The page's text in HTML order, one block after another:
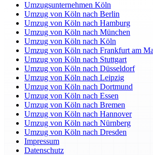
Umzugsunternehmen Köln
Umzug von Köln nach Berlin
Umzug von Köln nach Hamburg
Umzug von Köln nach München
Umzug von Köln nach Köln
Umzug von Köln nach Frankfurt am
Umzug von Köln nach Stuttgart
Umzug von Köln nach Düsseldorf
Umzug von Köln nach Leipzig
Umzug von Köln nach Dortmund
Umzug von Köln nach Essen
Umzug von Köln nach Bremen
Umzug von Köln nach Hannover
Umzug von Köln nach Nürnberg
Umzug von Köln nach Dresden
Impressum
Datenschutz